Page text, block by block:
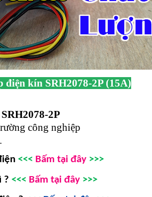
điện kín SRH2078-2P (15A)
2P
công nghiệp
<<< Bấm tại đây >>>
? <<< Bấm tại đây >>>